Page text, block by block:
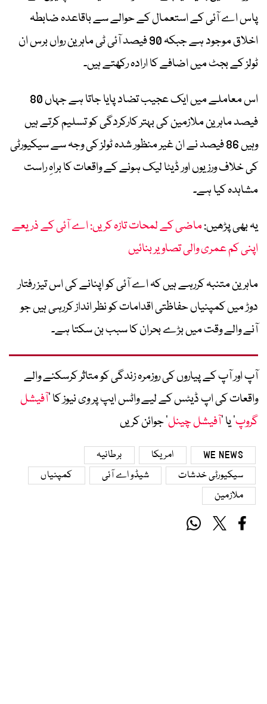
پاس اے آئی کے استعمال کے حوالے سے باقاعدہ ضابطہ
اخلاق موجود ہے جبکہ 90 فیصد آئی ٹی ماہرین رواں برس ان
ٹولز کے بجٹ میں اضافے کا ارادہ رکھتے ہیں۔
اس معاملے میں ایک عجیب تضاد پایا جاتا ہے جہاں 80
فیصد ماہرین ملازمین کی بہتر کارکردگی کو تسلیم کرتے ہیں
وہیں 86 فیصد نے ان غیر منظور شدہ ٹولز کی وجہ سے سیکیورٹی
کی خلاف ورزیوں اور ڈیٹا لیک ہونے کے واقعات کا براہِ راست
مشاہدہ کیا ہے۔
یہ بھی پڑھیں:ماضی کے لمحات تازہ کریں: اے آئی کے ذریعے
اپنی کم عمری والی تصاویر بنائیں
ماہرین متنبہ کررہے ہیں کہ اے آئی کو اپنانے کی اس تیز رفتار
دوڑ میں کمپنیاں حفاظتی اقدامات کو نظر انداز کررہی ہیں جو
آنے والے وقت میں بڑے بحران کا سبب بن سکتا ہے۔
آپ اور آپ کے پیاروں کی روزمرہ زندگی کو متاثر کرسکنے والے
واقعات کی اپ ڈیٹس کے لیے واٹس ایپ پر وی نیوز کا ’آفیشل
گروپ‘ یا ’آفیشل چینل‘ جوائن کریں
WE NEWS امریکا
برطانیہ
سیکیورٹی خدشات
شیڈو اے آئی
کمپنیاں
ملازمین